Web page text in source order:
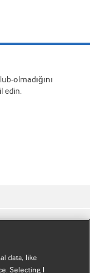
olmadığını
edin.
data, like
Selecting I